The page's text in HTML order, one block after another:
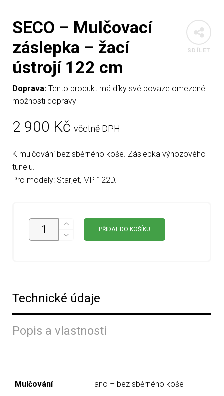
SDÍLET
SECO – Mulčovací
záslepka – žací
ústrojí 122 cm
Doprava: Tento produkt má díky své povaze omezené
možnosti dopravy
2 900 Kč včetně DPH
K mulčování bez sběrného koše. Záslepka výhozového
tunelu.
Pro modely: Starjet, MP 122D.
PŘIDAT DO KOŠÍKU
Technické údaje
Popis a vlastnosti
Mulčování ano – bez sběrného koše